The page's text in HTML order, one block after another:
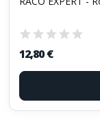
12,80 €